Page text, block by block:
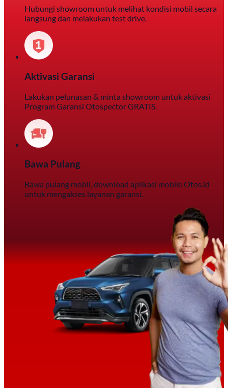
Hubungi showroom untuk melihat kondisi mobil secara
langsung dan melakukan test drive.
Aktivasi Garansi
Lakukan pelunasan & minta showroom untuk aktivasi
Program Garansi Otospector GRATIS.
Bawa Pulang
Bawa pulang mobil, download aplikasi mobile Otos.id
untuk mengakses layanan garansi.